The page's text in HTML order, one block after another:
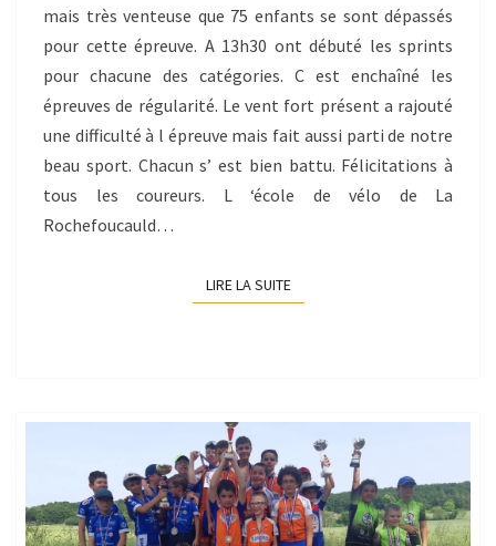
mais très venteuse que 75 enfants se sont dépassés
pour cette épreuve. A 13h30 ont débuté les sprints
pour chacune des catégories. C est enchaîné les
épreuves de régularité. Le vent fort présent a rajouté
une difficulté à l épreuve mais fait aussi parti de notre
beau sport. Chacun s’ est bien battu. Félicitations à
tous les coureurs. L ‘école de vélo de La
Rochefoucauld…
LIRE LA SUITELIRE LA SUITE